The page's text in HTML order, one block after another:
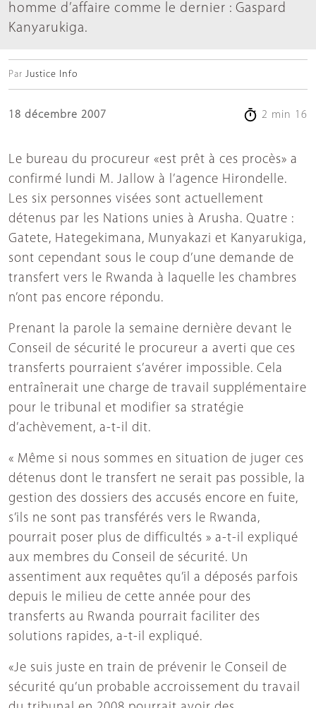
homme d’affaire comme le dernier : Gaspard
Kanyarukiga.
Par Justice Info
18 décembre 2007 2 min 16
Le bureau du procureur «est prêt à ces procès» a
confirmé lundi M. Jallow à l’agence Hirondelle.
Les six personnes visées sont actuellement
détenus par les Nations unies à Arusha. Quatre :
Gatete, Hategekimana, Munyakazi et Kanyarukiga,
sont cependant sous le coup d’une demande de
transfert vers le Rwanda à laquelle les chambres
n’ont pas encore répondu.
Prenant la parole la semaine dernière devant le
Conseil de sécurité le procureur a averti que ces
transferts pourraient s’avérer impossible. Cela
entraînerait une charge de travail supplémentaire
pour le tribunal et modifier sa stratégie
d’achèvement, a-t-il dit.
« Même si nous sommes en situation de juger ces
détenus dont le transfert ne serait pas possible, la
gestion des dossiers des accusés encore en fuite,
s’ils ne sont pas transférés vers le Rwanda,
pourrait poser plus de difficultés » a-t-il expliqué
aux membres du Conseil de sécurité. Un
assentiment aux requêtes qu’il a déposés parfois
depuis le milieu de cette année pour des
transferts au Rwanda pourrait faciliter des
solutions rapides, a-t-il expliqué.
«Je suis juste en train de prévenir le Conseil de
sécurité qu’un probable accroissement du travail